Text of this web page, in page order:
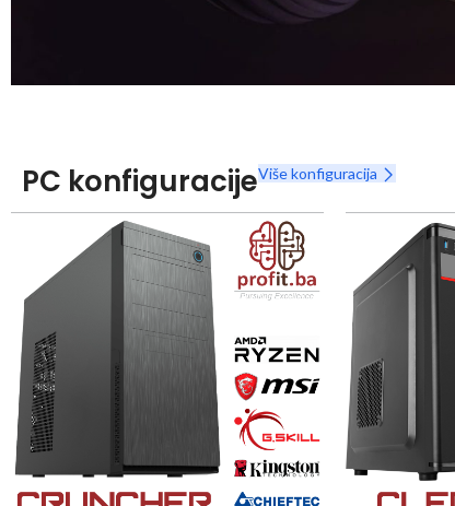
Nova Ryzen 7000 serija
PC konfiguracijeViše konfiguracija